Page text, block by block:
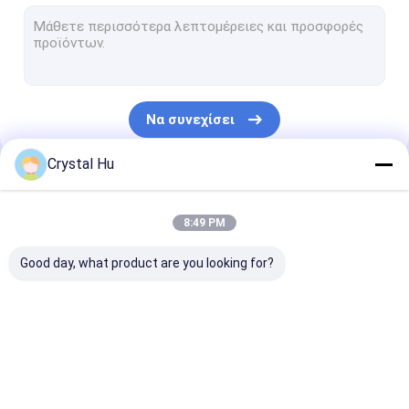
Γεμίζοντας και σφραγίζοντας μηχανή σωλήνων
Εμφιαλώνοντας γραμμή παραγωγής
Μηχανή συσκευασίας συνήθειας
κονσερβοποιώντας μηχανή μπουκαλιών
Να συνεχίσει
Οι Κατηγορίες Μας
Crystal Hu
8:49 PM
Good day, what product are you looking for?